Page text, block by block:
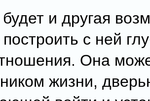
и другая
с ней
Она
жизни,